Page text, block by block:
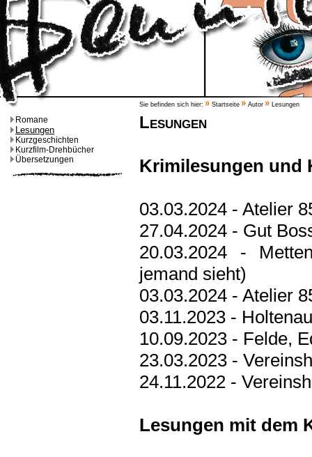
Romane
Lesungen
Kurzgeschichten
Kurzfilm-Drehbücher
Übersetzungen
Sie befinden sich hier: Startseite Autor Lesungen
Lesungen
Krimilesungen und
03.03.2024 - Atelier
27.04.2024 - Gut
20.03.2024 -
jemand sieht)
03.03.2024 - Atelier
03.11.2023 -
10.09.2023 - Felde,
23.03.2023 -
24.11.2022 -
Lesungen mit dem